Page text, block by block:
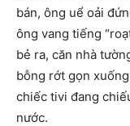
bán, ông uể oải
ông vang tiếng
bẻ ra, căn nhà
bỗng rớt gọn
chiếc tivi đang
nước.